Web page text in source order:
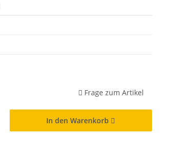
Frage zum Artikel
In den Warenkorb